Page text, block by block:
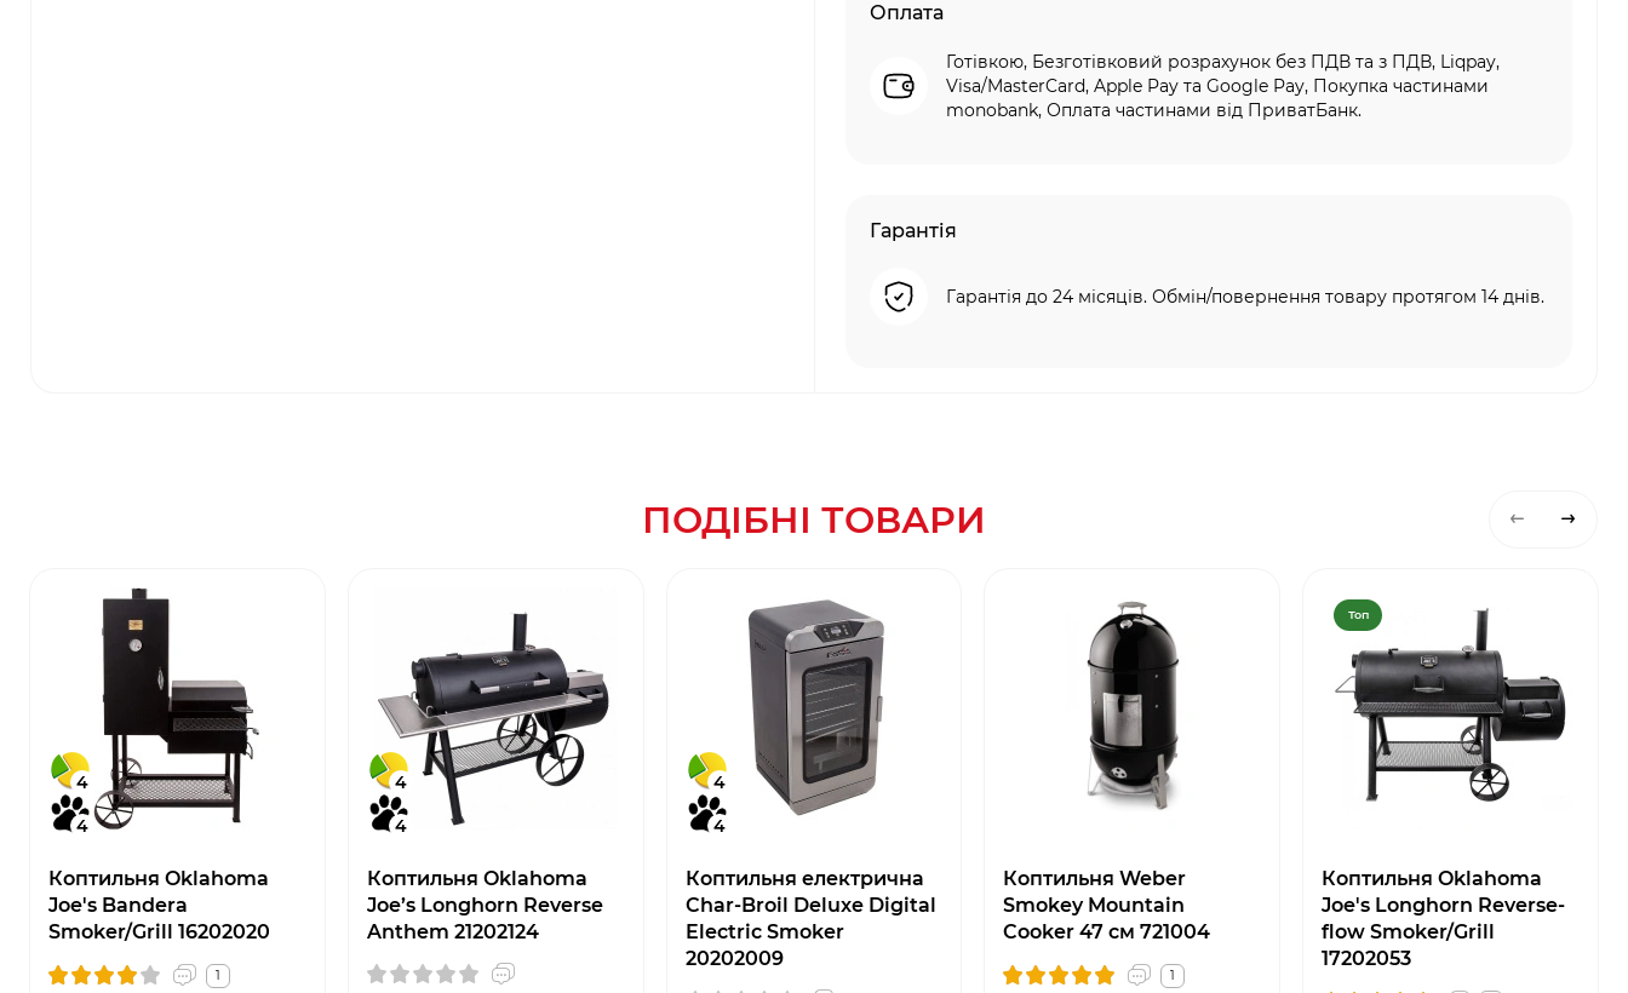
Оплата
Готівкою, Безготівковий розрахунок без ПДВ та з ПДВ, Liqpay,
Visa/MasterCard, Apple Pay та Google Pay, Покупка частинами
monobank, Оплата частинами від ПриватБанк.
Гарантія
Гарантія до 24 місяців. Обмін/повернення товару протягом 14 днів.
ПОДІБНІ ТОВАРИ
4
4
Коптильня Oklahoma
Joe's Bandera
Smoker/Grill 16202020
1
4
4
Коптильня Oklahoma
Joe’s Longhorn Reverse
Anthem 21202124
4
4
Коптильня електрична
Char-Broil Deluxe Digital
Electric Smoker
20202009
Коптильня Weber
Smokey Mountain
Cooker 47 см 721004
1
Топ
Коптильня Oklahoma
Joe's Longhorn Reverse-
flow Smoker/Grill
17202053